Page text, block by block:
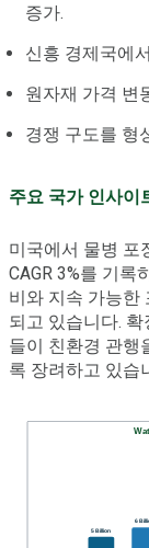
증가.
신흥 경제국에
원자재 가격 변
경쟁 구도를 형
주요 국가 인사이
미국에서 물병 포
CAGR 3%를 기록
비와 지속 가능한
되고 있습니다.
들이 친환경 관행
록 장려하고 있습